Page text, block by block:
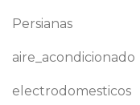
Persianas
aire_acondicionado
electrodomesticos